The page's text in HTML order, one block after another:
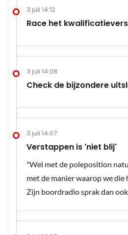
3 juli 14:12
Race het
3 juli 14:08
Check de bijzondere
3 juli 14:07
Verstappen is 'niet blij'
"Wel met de poleposition
met de manier waarop we die
Zijn boordradio sprak dan